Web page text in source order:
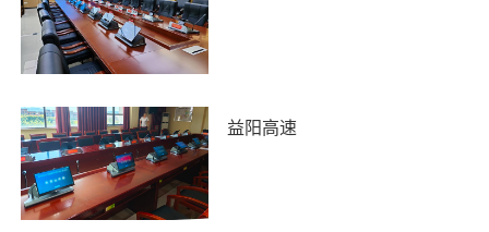
益阳高速